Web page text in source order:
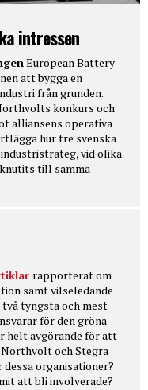
intressen
European Battery
att bygga en
från grunden.
konkurs och
alliansens operativa
hur tre svenska
vid olika
till samma
rapporterat om
samt vilseledande
tyngsta och mest
för den gröna
helt avgörande för att
och Stegra
organisationer?
att bli involverade?